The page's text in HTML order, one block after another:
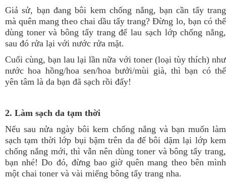
Giả sử, bạn đang bôi kem chống nắng, bạn cần tẩy trang
mà quên mang theo chai dầu tẩy trang? Đừng lo, bạn có thể
dùng toner và bông tẩy trang để lau sạch lớp chống nắng,
sau đó rửa lại với nước rửa mặt.
Cuối cùng, bạn lau lại lần nữa với toner (loại tùy thích) như
nước hoa hồng/hoa sen/hoa bưởi/mùi già, thì bạn có thể
yên tâm là da bạn đã sạch rồi đấy!
2. Làm sạch da tạm thời
Nếu sau nửa ngày bôi kem chống nắng và bạn muốn làm
sạch tạm thời lớp bụi bặm trên da để bôi dặm lại lớp kem
chống nắng mới, thì vẫn nên dùng toner và bông tẩy trang,
bạn nhé! Do đó, đừng bao giờ quên mang theo bên mình
một chai toner và vài miếng bông tẩy trang nha.